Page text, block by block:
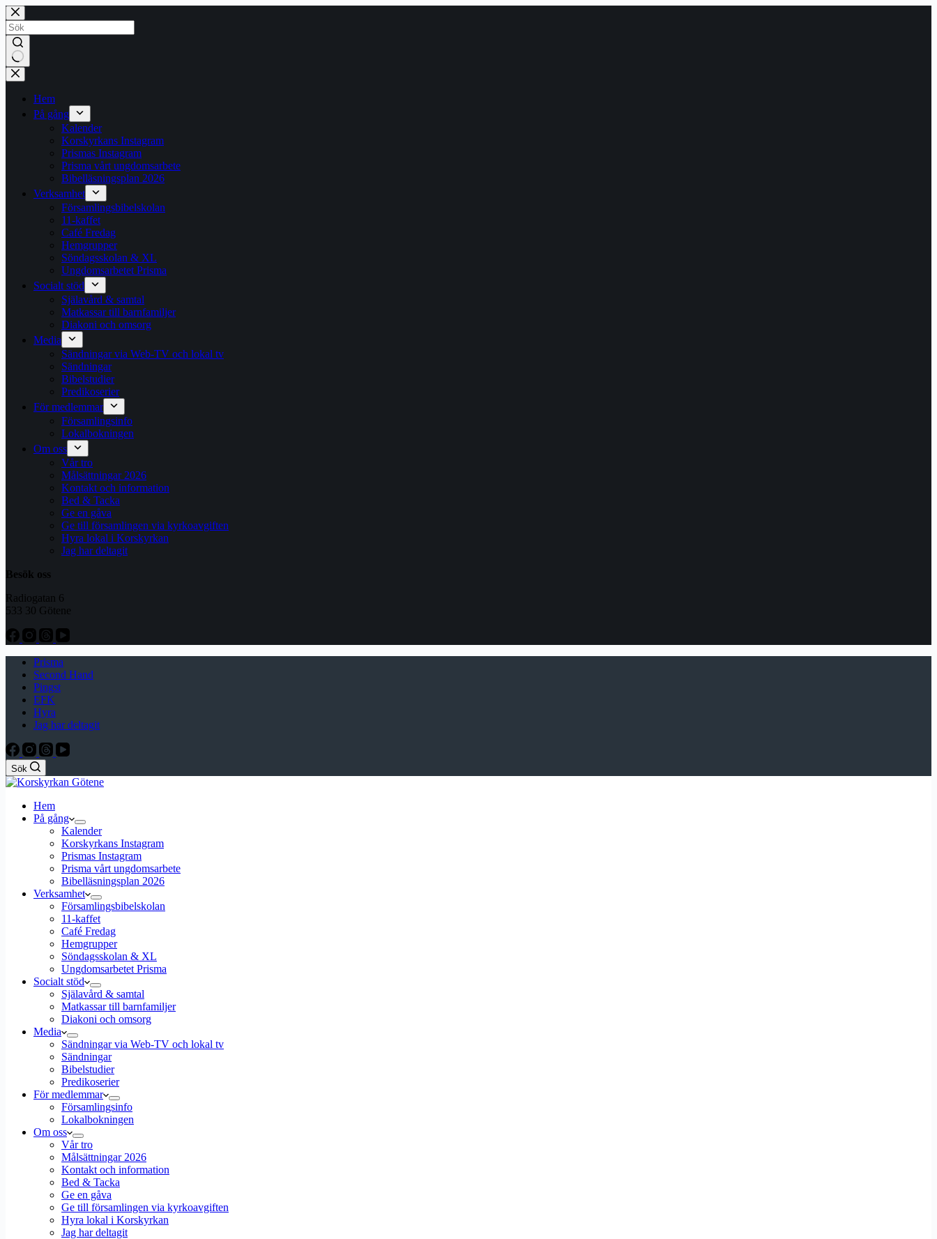
Hoppa
till
innehåll
Inga
resultat
Hem
På gång
Kalender
Korskyrkans Instagram
Prismas Instagram
Prisma vårt ungdomsarbete
Bibelläsningsplan 2026
Verksamhet
Församlingsbibelskolan
11-kaffet
Café Fredag
Hemgrupper
Söndagsskolan & XL
Ungdomsarbetet Prisma
Socialt stöd
Själavård & samtal
Matkassar till barnfamiljer
Diakoni och omsorg
Media
Sändningar via Web-TV och lokal tv
Sändningar
Bibelstudier
Predikoserier
För medlemmar
Församlingsinfo
Lokalbokningen
Om oss
Vår tro
Målsättningar 2026
Kontakt och information
Bed & Tacka
Ge en gåva
Ge till församlingen via kyrkoavgiften
Hyra lokal i Korskyrkan
Jag har deltagit
Besök oss
Radiogatan 6
533 30 Götene
Prisma
Second Hand
Pingst
EFK
Hyra
Jag har deltagit
Sök
Hem
På gång
Kalender
Korskyrkans Instagram
Prismas Instagram
Prisma vårt ungdomsarbete
Bibelläsningsplan 2026
Verksamhet
Församlingsbibelskolan
11-kaffet
Café Fredag
Hemgrupper
Söndagsskolan & XL
Ungdomsarbetet Prisma
Socialt stöd
Själavård & samtal
Matkassar till barnfamiljer
Diakoni och omsorg
Media
Sändningar via Web-TV och lokal tv
Sändningar
Bibelstudier
Predikoserier
För medlemmar
Församlingsinfo
Lokalbokningen
Om oss
Vår tro
Målsättningar 2026
Kontakt och information
Bed & Tacka
Ge en gåva
Ge till församlingen via kyrkoavgiften
Hyra lokal i Korskyrkan
Jag har deltagit